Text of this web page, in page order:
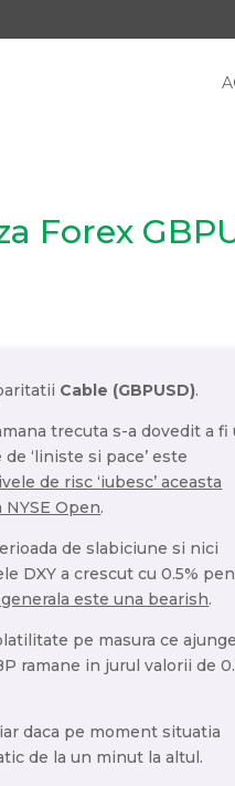
Forex
Cable (GBPUSD).
trecuta s-a dovedit a fi
‘liniste si pace’ este
de risc ‘iubesc’ aceasta
Open.
de slabiciune si nici
DXY a crescut cu 0.5%
este una bearish.
pe masura ce
ramane in jurul valorii de
daca pe moment situatia
de la un minut la altul.